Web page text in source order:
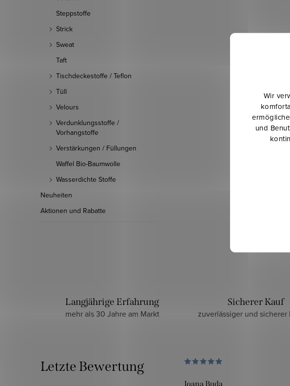
Wir
und
Steppstoffe
Strick
Sweat
Taft
Tischdeckestoffe / Teflon
Tüll
Velours
Verdunklungsstoffe /
Vorhangstoffe
Verstärkungen / Füllungen
Waffel Bio-Baumwolle
Wasserdichte Stoffe
Neuheiten
Aktionen und Rabatte
Langjährige Erfahrung
mehr als 30 Jahre am Markt
Sicherer Kauf
zuverlässiger und sicherer
Letzte Bewertung
Ioana Buda